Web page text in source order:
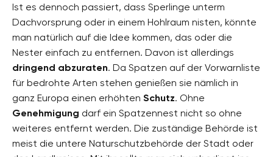
Ist es dennoch passiert, dass Sperlinge unterm
Dachvorsprung oder in einem Hohlraum nisten, könnte
man natürlich auf die Idee kommen, das oder die
Nester einfach zu entfernen. Davon ist allerdings
dringend abzuraten. Da Spatzen auf der Vorwarnliste
für bedrohte Arten stehen genießen sie nämlich in
ganz Europa einen erhöhten Schutz. Ohne
Genehmigung darf ein Spatzennest nicht so ohne
weiteres entfernt werden. Die zuständige Behörde ist
meist die untere Naturschutzbehörde der Stadt oder